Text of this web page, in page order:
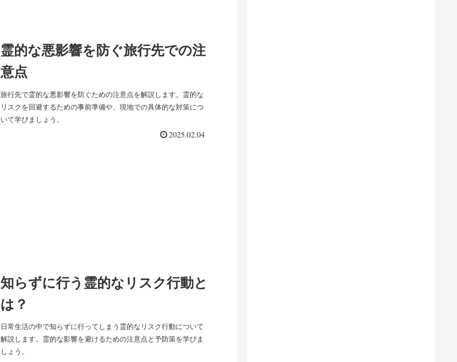
霊的な悪影響を防ぐ旅行先での注
意点
旅行先で霊的な悪影響を防ぐための注意点を解説します。霊的な
リスクを回避するための事前準備や、現地での具体的な対策につ
いて学びましょう。
2025.02.04
知らずに行う霊的なリスク行動と
は？
日常生活の中で知らずに行ってしまう霊的なリスク行動について
解説します。霊的な影響を避けるための注意点と予防策を学びま
しょう。